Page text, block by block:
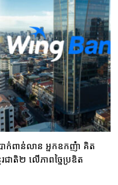
ាក់ពាន់លាន អ្នកឧកញ៉ា គិត
ជាតិ២ លើភាពច្នៃប្រឌិត